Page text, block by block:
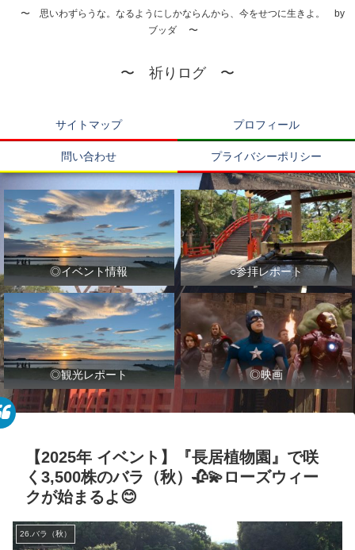
〜 思いわずらうな。なるようにしかならんから、今をせつに生きよ。 by
ブッダ 〜
〜 祈りログ 〜
サイトマップ プロフィール
問い合わせ プライバシーポリシー
◎イベント情報 ○参拝レポート
◎観光レポート ◎映画
【2025年 イベント】『長居植物園』で咲
く3,500株のバラ（秋）🥀💫ローズウィー
クが始まるよ😊
26.バラ（秋）